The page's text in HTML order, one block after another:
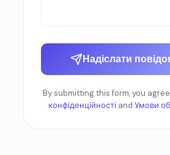
Надіслати
By submitting this form, you
конфіденційності and Умови